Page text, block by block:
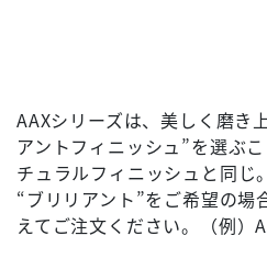
AAXシリーズは、美しく磨き
アントフィニッシュ”を選ぶ
チュラルフィニッシュと同じ。
“ブリリアント”をご希望の場
えてご注文ください。（例）